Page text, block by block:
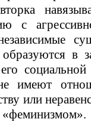
с
в
имеют
или
«феминизмом».